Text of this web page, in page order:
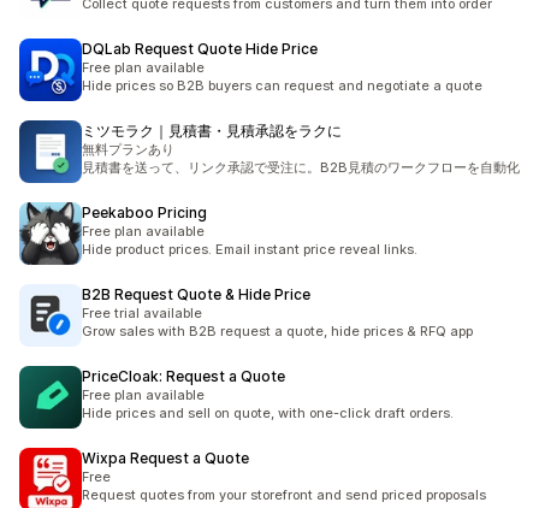
Collect quote requests from customers and turn them into order
DQLab Request Quote Hide Price
Free plan available
Hide prices so B2B buyers can request and negotiate a quote
ミツモラク｜見積書・見積承認をラクに
無料プランあり
見積書を送って、リンク承認で受注に。B2B見積のワークフローを自動化
Peekaboo Pricing
Free plan available
Hide product prices. Email instant price reveal links.
B2B Request Quote & Hide Price
Free trial available
Grow sales with B2B request a quote, hide prices & RFQ app
PriceCloak: Request a Quote
Free plan available
Hide prices and sell on quote, with one-click draft orders.
Wixpa Request a Quote
Free
Request quotes from your storefront and send priced proposals